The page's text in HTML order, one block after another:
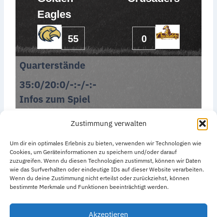
Zustimmung verwalten
Um dir ein optimales Erlebnis zu bieten, verwenden wir Technologien wie
Cookies, um Geräteinformationen zu speichern und/oder darauf
zuzugreifen. Wenn du diesen Technologien zustimmst, können wir Daten
wie das Surfverhalten oder eindeutige IDs auf dieser Website verarbeiten.
Wenn du deine Zustimmung nicht erteilst oder zurückziehst, können
bestimmte Merkmale und Funktionen beeinträchtigt werden.
Akzeptieren
Eagles
55 0
Quarterstände
35:0/20:0/-:-/-:-
Infos zum Spiel
Datenschutzerklärung
Impressum
Cookie-Richtlinie (EU)